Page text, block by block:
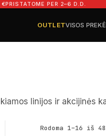
€PRISTATOME PER 2–6 D.D.
OUTLETVISOS
linijos ir akcijinės
Rodoma 1–16 iš